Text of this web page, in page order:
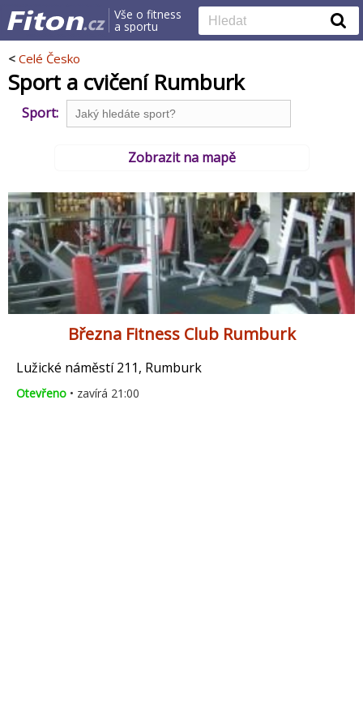
Vše o fitness
a sportu
< Celé Česko
Sport a cvičení Rumburk
Sport:
Zobrazit na mapě
Března Fitness Club Rumburk
Lužické náměstí 211, Rumburk
Otevřeno • zavírá 21:00